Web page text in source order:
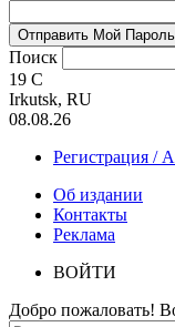
Поиск
19 C
Irkutsk, RU
08.08.26
Регистрация /
Об издании
Контакты
Реклама
ВОЙТИ
Добро пожаловать!